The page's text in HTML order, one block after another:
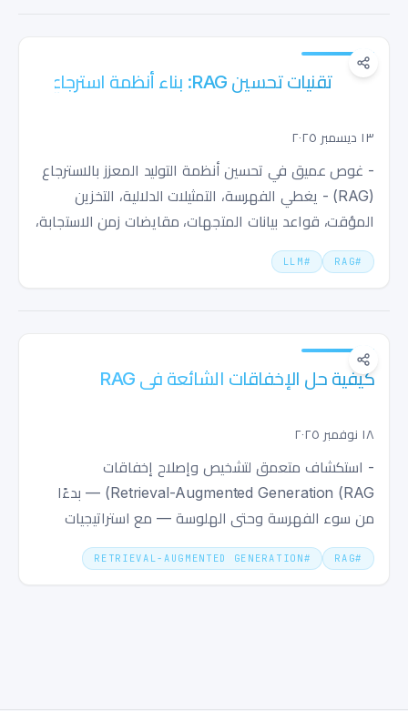
تقنيات تحسين RAG: بناء أنظمة استرجاع ذكية
١٣ ديسمبر ٢٠٢٥
- غوص عميق في تحسين أنظمة التوليد المعزز بالاسترجاع
(RAG) - يغطي الفهرسة، التمثيلات الدلالية، التخزين
المؤقت، قواعد بيانات المتجهات، مقايضات زمن الاستجابة،
والجاهزية الإنتاجية
#
RAG
#
LLM
كيفية حل الإخفاقات الشائعة في RAG
١٨ نوفمبر ٢٠٢٥
- استكشاف متعمق لتشخيص وإصلاح إخفاقات
Retrieval-Augmented Generation (RAG) — بدءًا
من سوء الفهرسة وحتى الهلوسة — مع استراتيجيات
عملية للتصحيح والاختبار والمراقبة.
#
RAG
#
RETRIEVAL-AUGMENTED GENERATION